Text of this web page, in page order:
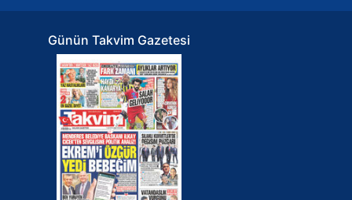
bu yıl da benzer bir
Günün Takvim Gazetesi